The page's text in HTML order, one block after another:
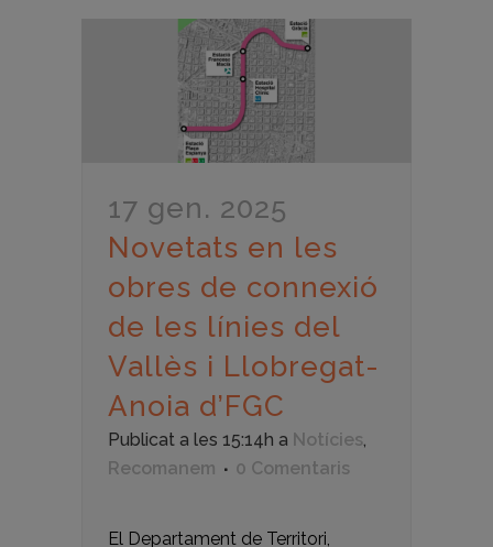
17 gen. 2025
Novetats en les
obres de connexió
de les línies del
Vallès i Llobregat-
Anoia d’FGC
Publicat a les 15:14h a Notícies,
Recomanem
0 Comentaris
El Departament de Territori,